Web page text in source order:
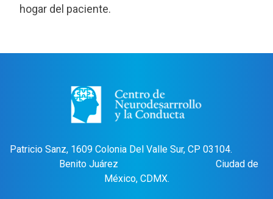
hogar del paciente.
Patricio Sanz, 1609 Colonia Del Valle Sur, CP 03104.
Benito Juárez Ciudad de
México, CDMX.